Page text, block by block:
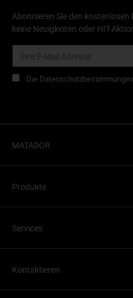
Abonnieren Sie den
keine Neuigkeiten oder HIT-
Die
MATADOR
Produkte
Services
Kontaktieren